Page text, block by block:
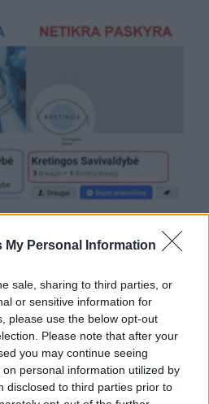
My Personal Information
sale, sharing to third parties, or
or sensitive information for
please use the below opt-out
Please note that after your
you may continue seeing
personal information utilized by
disclosed to third parties prior to
2025-09-29 10:36
sukurta netikra
paskyra